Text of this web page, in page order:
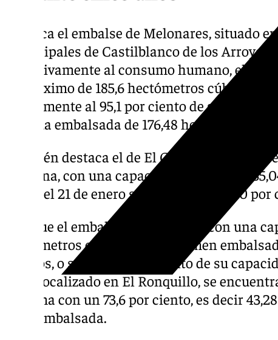
Destaca el embalse de Melonares, situado
municipales de Castilblanco de los Arroyos
exclusivamente al consumo humano, el
un máximo de 185,6 hectómetros cúbicos de
actualmente al 95,1 por ciento de su
de agua embalsada de 176,48 hectómetros
También destaca el de El Gergal, situado
Guillena, con una capacidad máxima de
desde el 21 de enero se encuentra al 100
Le sigue el embalse de la Minilla, con una
hectómetros cúbicos y un volumen
cúbicos, o sea el 86,7 por ciento de su
Cala, localizado en El Ronquillo, se
máxima con un 73,6 por ciento, es decir
agua embalsada.